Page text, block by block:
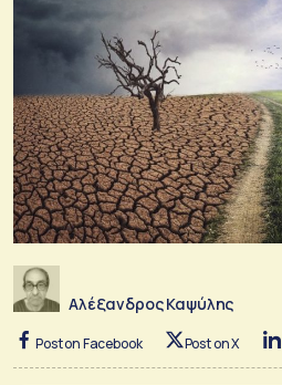
Αλέξανδρος Καψύλης
Post on Facebook Post on X